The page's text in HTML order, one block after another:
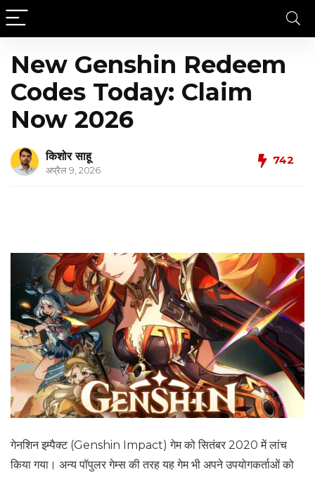
New Genshin Redeem
Codes Today: Claim
Now 2026
किशोर साहू
अप्रैल 9, 2026
742
गेनशिन इम्पैक्ट (Genshin Impact) गेम को सितंबर 2020 में लांच
किया गया। अन्य पॉपुलर गेम्स की तरह यह गेम भी अपने उपयोगकर्ताओं को